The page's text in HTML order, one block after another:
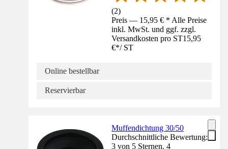
(2)
Preis — 15,95 € * Alle Preise
inkl. MwSt. und ggf. zzgl.
Versandkosten pro ST15,95
€*/ ST
Online bestellbar
Reservierbar
Muffendichtung 30/50
Durchschnittliche Bewertung:
3 von 5 Sternen. 4